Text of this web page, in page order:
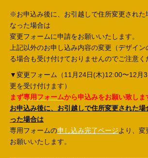
※お申込み後に、お引越しで住所変更された
なった場合は
変更フォームに申請をお願いいたします。
上記以外のお申し込み内容の変更（デザイ
る場合も受け付けておりませんのでご注意く
▼変更フォーム（11月24日(木)12:00〜12月
更を受け付けます）
まず専用フォームから申込みをお願い致しま
お申込み後に、お引越しで住所変更された
った場合は
専用フォームの申し込み完了ページより、変
お願いいたします。